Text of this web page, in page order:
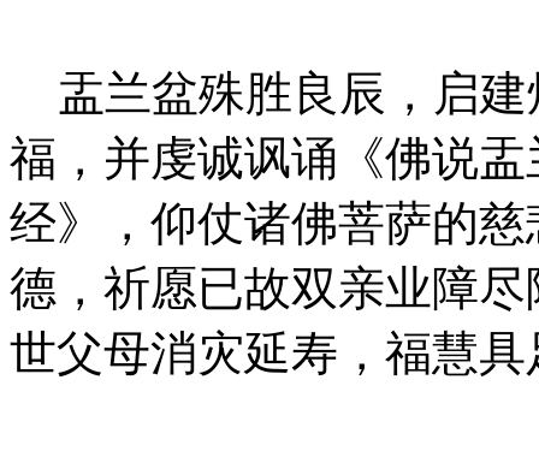
盂兰盆殊胜良辰，启建
福，并虔诚讽诵《佛说
经》，仰仗诸佛菩萨的
德，祈愿已故双亲业障
世父母消灾延寿，福慧